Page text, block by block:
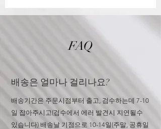
FAQ
배송은 얼마나 걸리나요?
배송기간은 주문시점부터 출고, 검수하는데 7-10
일 잡아주시고(검수에서 에러 발견시 지연될수
있습니다) 배송날 기점으로 10-14일(주말, 공휴일